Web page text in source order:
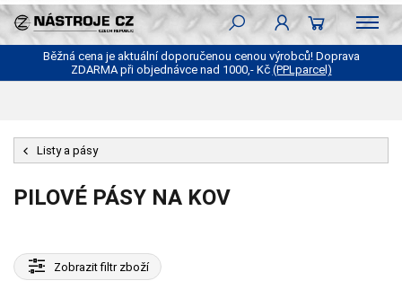
Běžná cena je aktuální doporučenou cenou výrobců! Doprava
ZDARMA při objednávce nad 1000,- Kč (PPLparcel)
Listy a pásy
PILOVÉ PÁSY NA KOV
Zobrazitfiltr zboží